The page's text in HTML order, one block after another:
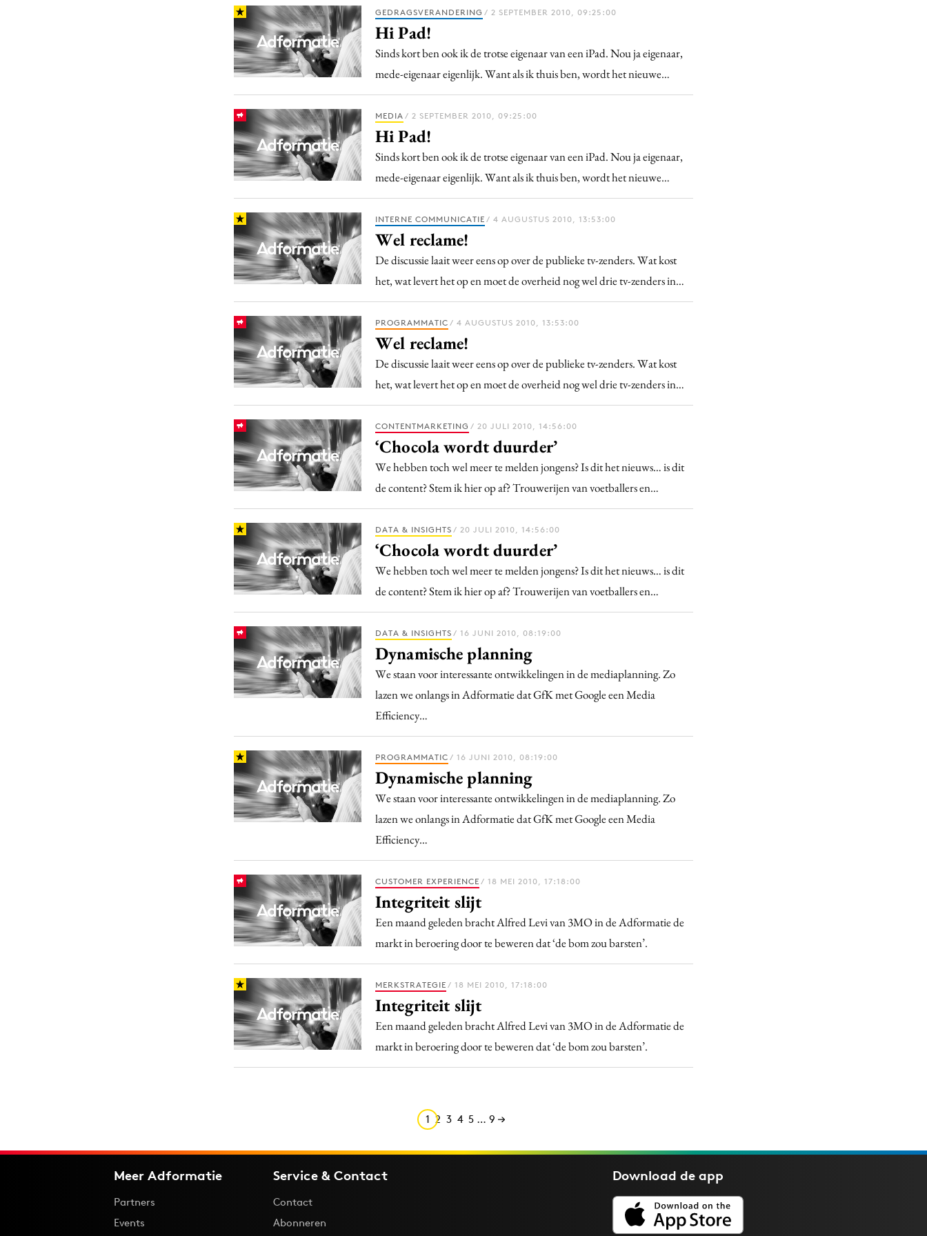
Gedragsverandering
Influencer marketing
Interne communicatie
Purpose Marketing
GEDRAGSVERANDERING / 2 SEPTEMBER 2010, 09:25:00
Hi Pad!
Sinds kort ben ook ik de trotse eigenaar van een iPad. Nou ja eigenaar,
mede-eigenaar eigenlijk. Want als ik thuis ben, wordt het nieuwe…
MEDIA / 2 SEPTEMBER 2010, 09:25:00
Hi Pad!
Sinds kort ben ook ik de trotse eigenaar van een iPad. Nou ja eigenaar,
mede-eigenaar eigenlijk. Want als ik thuis ben, wordt het nieuwe…
INTERNE COMMUNICATIE / 4 AUGUSTUS 2010, 13:53:00
Wel reclame!
De discussie laait weer eens op over de publieke tv-zenders. Wat kost
het, wat levert het op en moet de overheid nog wel drie tv-zenders in…
PROGRAMMATIC / 4 AUGUSTUS 2010, 13:53:00
Wel reclame!
De discussie laait weer eens op over de publieke tv-zenders. Wat kost
het, wat levert het op en moet de overheid nog wel drie tv-zenders in…
CONTENTMARKETING / 20 JULI 2010, 14:56:00
‘Chocola wordt duurder’
We hebben toch wel meer te melden jongens? Is dit het nieuws… is dit
de content? Stem ik hier op af? Trouwerijen van voetballers en…
DATA & INSIGHTS / 20 JULI 2010, 14:56:00
‘Chocola wordt duurder’
We hebben toch wel meer te melden jongens? Is dit het nieuws… is dit
de content? Stem ik hier op af? Trouwerijen van voetballers en…
DATA & INSIGHTS / 16 JUNI 2010, 08:19:00
Dynamische planning
We staan voor interessante ontwikkelingen in de mediaplanning. Zo
lazen we onlangs in Adformatie dat GfK met Google een Media
Efficiency…
PROGRAMMATIC / 16 JUNI 2010, 08:19:00
Dynamische planning
We staan voor interessante ontwikkelingen in de mediaplanning. Zo
lazen we onlangs in Adformatie dat GfK met Google een Media
Efficiency…
CUSTOMER EXPERIENCE / 18 MEI 2010, 17:18:00
Integriteit slijt
Een maand geleden bracht Alfred Levi van 3MO in de Adformatie de
markt in beroering door te beweren dat ‘de bom zou barsten’.
MERKSTRATEGIE / 18 MEI 2010, 17:18:00
Integriteit slijt
Een maand geleden bracht Alfred Levi van 3MO in de Adformatie de
markt in beroering door te beweren dat ‘de bom zou barsten’.
1 2 3 4 5 … 9
Meer Adformatie
Partners
Events
Service & Contact
Contact
Abonneren
Download deapp